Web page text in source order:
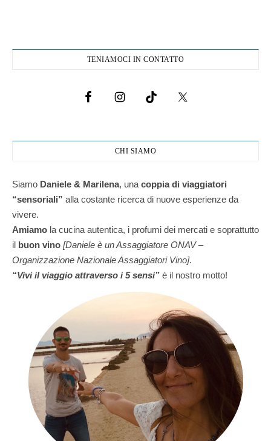
TENIAMOCI IN CONTATTO
CHI SIAMO
Siamo Daniele & Marilena, una coppia di viaggiatori
“sensoriali” alla costante ricerca di nuove esperienze da
vivere.
Amiamo la cucina autentica, i profumi dei mercati e soprattutto
il buon vino [Daniele è un Assaggiatore ONAV –
Organizzazione Nazionale Assaggiatori Vino].
“Vivi il viaggio attraverso i 5 sensi” è il nostro motto!